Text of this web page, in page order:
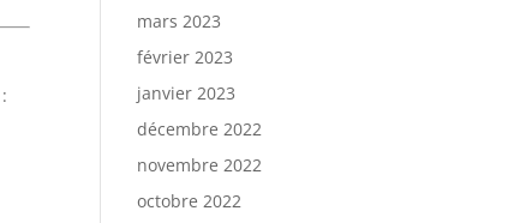
mars 2023
février 2023
janvier 2023
décembre 2022
novembre 2022
octobre 2022